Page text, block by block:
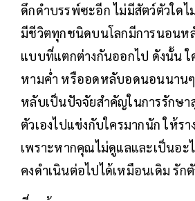
ดึกดำบรรพ์ซะอีก ไม่มีสัตว์ตัวใด
มีชีวิตทุกชนิดบนโลกมีการนอนห
แบบที่แตกต่างกันออกไป ดังนั้น ใ
หามค่ำ หรืออดหลับอดนอนนาน
หลับเป็นปัจจัยสำคัญในการรักษา
ตัวเองไปแข่งกับใครมากนัก ให้รา
เพราะหากคุณไม่ดูแลและเป็นอะ
คงดำเนินต่อไปได้เหมือนเดิม รัก